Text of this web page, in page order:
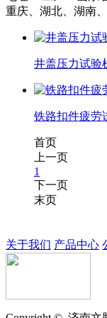
重庆、湖北、湖南、
井盖压力试验
铁路扣件疲劳
首页
上一页
1
下一页
末页
关于我们 产品中心